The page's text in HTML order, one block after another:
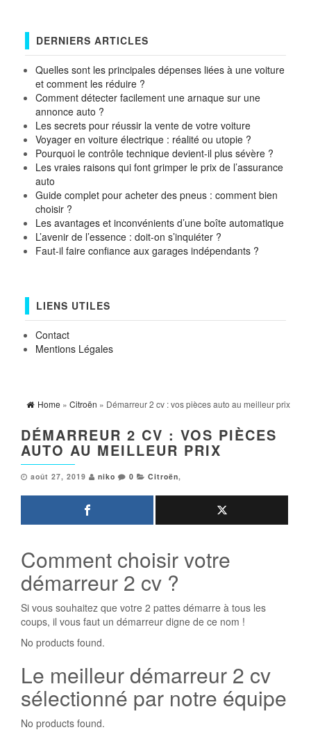
DERNIERS ARTICLES
Quelles sont les principales dépenses liées à une voiture
et comment les réduire ?
Comment détecter facilement une arnaque sur une
annonce auto ?
Les secrets pour réussir la vente de votre voiture
Voyager en voiture électrique : réalité ou utopie ?
Pourquoi le contrôle technique devient-il plus sévère ?
Les vraies raisons qui font grimper le prix de l’assurance
auto
Guide complet pour acheter des pneus : comment bien
choisir ?
Les avantages et inconvénients d’une boîte automatique
L’avenir de l’essence : doit-on s’inquiéter ?
Faut-il faire confiance aux garages indépendants ?
LIENS UTILES
Contact
Mentions Légales
Home » Citroën » Démarreur 2 cv : vos pièces auto au meilleur prix
DÉMARREUR 2 CV : VOS PIÈCES
AUTO AU MEILLEUR PRIX
août 27, 2019 niko 0 Citroën,
Comment choisir votre
démarreur 2 cv ?
Si vous souhaitez que votre 2 pattes démarre à tous les
coups, il vous faut un démarreur digne de ce nom !
No products found.
Le meilleur démarreur 2 cv
sélectionné par notre équipe
No products found.